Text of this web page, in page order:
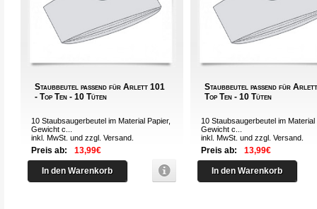
Staubbeutel passend für Arlett 101
- Top Ten - 10 Tüten
10 Staubsaugerbeutel im Material Papier,
Gewicht c...
inkl. MwSt. und zzgl.Versand
Preis ab: 13,99€
In den Warenkorb
Staubbeutel passend für
Top Ten - 10 Tüten
10 Staubsaugerbeutel im Material
Gewicht c...
inkl. MwSt. und zzgl.Versand
Preis ab: 13,99€
In den Warenkorb